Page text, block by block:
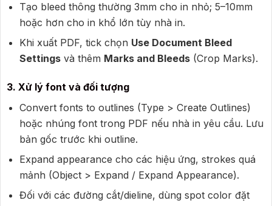
Tạo bleed thông thường 3mm cho in nhỏ; 5–10mm
hoặc hơn cho in khổ lớn tùy nhà in.
Khi xuất PDF, tick chọn Use Document Bleed
Settingsvà thêm Marks and Bleeds(Crop Marks).
3. Xử lý font và đối tượng
Convert fonts to outlines (Type > Create Outlines)
hoặc nhúng font trong PDF nếu nhà in yêu cầu. Lưu
bản gốc trước khi outline.
Expand appearance cho các hiệu ứng, strokes quá
mảnh (Object > Expand / Expand Appearance).
Đối với các đường cắt/dieline, dùng spot color đặt